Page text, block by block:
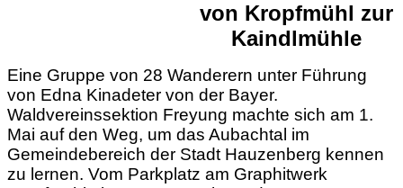
von Kropfmühl zur
Kaindlmühle
Eine Gruppe von 28 Wanderern unter Führung
von Edna Kinadeter von der Bayer.
Waldvereinssektion Freyung machte sich am 1.
Mai auf den Weg, um das Aubachtal im
Gemeindebereich der Stadt Hauzenberg kennen
zu lernen. Vom Parkplatz am Graphitwerk